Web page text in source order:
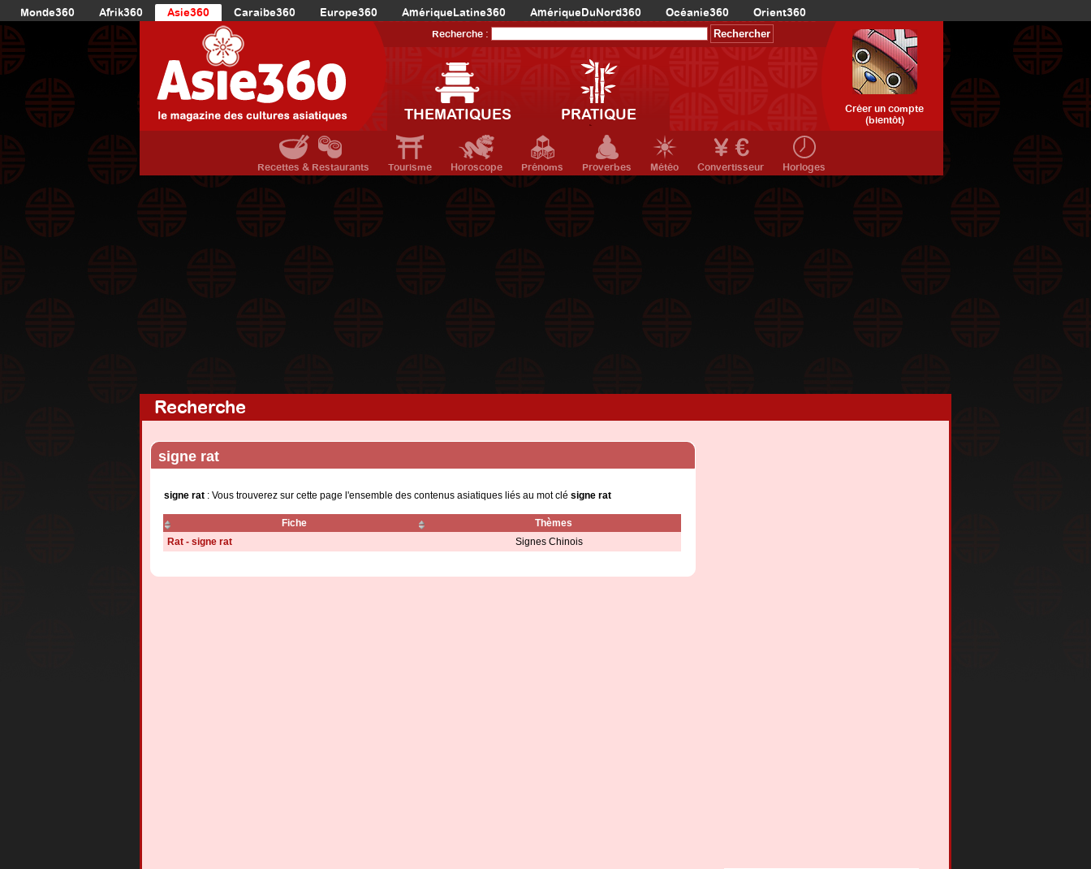
Monde360 Afrik360 Asie360 Caraibe360 Europe360 AmériqueLatine360 AmériqueDuNord360 Océanie360 Orient360
Recherche :
THEMATIQUES PRATIQUE
Créer un compte
(bientôt)
Recettes & Restaurants Tourisme Horoscope Prénoms Proverbes Météo Convertisseur Horloges
Recherche
signe rat
signe rat : Vous trouverez sur cette page l'ensemble des contenus asiatiques liés au mot clé signe rat
Fiche
Thèmes
Rat - signe rat
Signes Chinois